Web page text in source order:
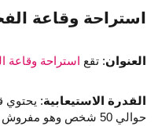
استراحة وقاعة
العنوان: تقع استراحة وقاعة
القدرة الاستيعابية: يحتوي
حوالي 50 شخص وهو